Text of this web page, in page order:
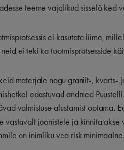
teeme vajalikud sisselõiked
ei kasutata liime,
ei teki ka tootmisprotsesside
materjale nagu graniit-,
edastuvad andmed
valmistuse alustamist ootama.
vastavalt joonistele ja
on inimliku vea risk minimaalne.